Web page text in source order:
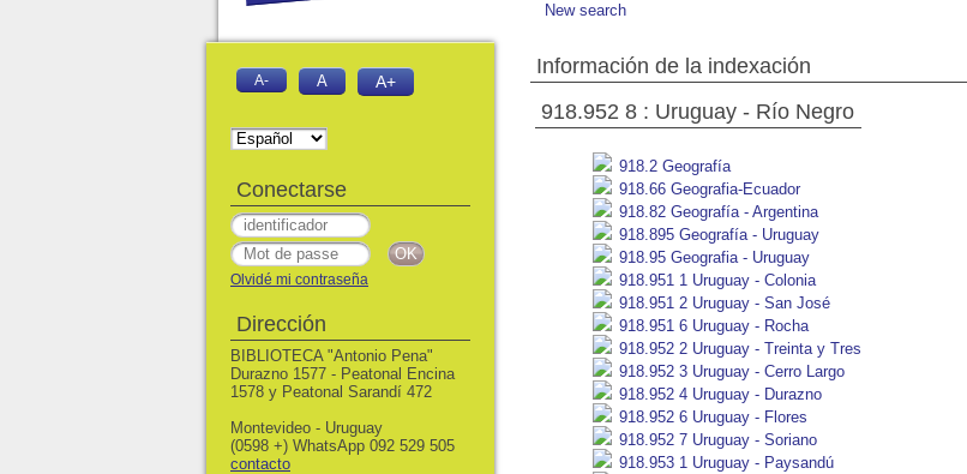
New search
Información de la indexación
918.952 8 : Uruguay - Río Negro
918.2 Geografía
918.66 Geografia-Ecuador
918.82 Geografía - Argentina
918.895 Geografía - Uruguay
918.95 Geografia - Uruguay
918.951 1 Uruguay - Colonia
918.951 2 Uruguay - San José
918.951 6 Uruguay - Rocha
918.952 2 Uruguay - Treinta y Tres
918.952 3 Uruguay - Cerro Largo
918.952 4 Uruguay - Durazno
918.952 6 Uruguay - Flores
918.952 7 Uruguay - Soriano
918.953 1 Uruguay - Paysandú
A- A A+
Conectarse
Olvidé mi contraseña
Dirección
BIBLIOTECA "Antonio Pena"
Durazno 1577 - Peatonal Encina
1578 y Peatonal Sarandí 472
Montevideo - Uruguay
(0598 +) WhatsApp 092 529 505
contacto